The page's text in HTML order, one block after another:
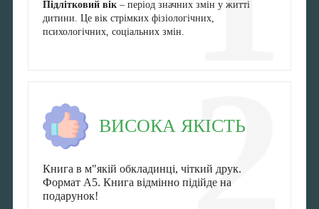
Підлітковий вік – період значних змін у житті
дитини. Це вік стрімких фізіологічних,
психологічних, соціальних змін.
2
ВИСОКА ЯКІСТЬ
Книга в м"якій обкладинці, чіткий друк.
Формат А5. Книга відмінно підійде на
подарунок!